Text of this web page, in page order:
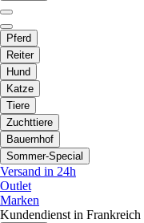
Pferd
Reiter
Hund
Katze
Tiere
Zuchttiere
Bauernhof
Sommer-Special
Versand in 24h
Outlet
Marken
Kundendienst in Frankreich